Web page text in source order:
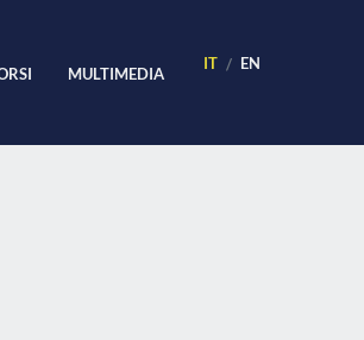
MULTIMEDIA IT EN